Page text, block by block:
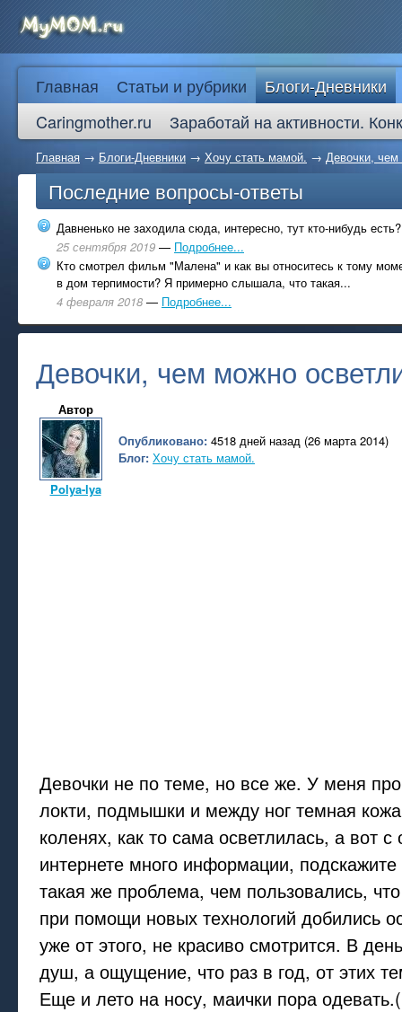
Главная Статьи и рубрики
Блоги-Дневники
Caringmother.ru
Заработай на активности.
Главная → Блоги-Дневники → Хочу стать мамой. → Девочки,
Последние вопросы-ответы
Давненько не заходила сюда, интересно, тут кто-нибудь есть?
25 сентября 2019 — Подробнее...
Кто смотрел фильм "Малена" и как вы относитесь к тому
в дом терпимости? Я примерно слышала, что такая...
4 февраля 2018 — Подробнее...
Девочки, чем можно
Автор
Polya-lya
Опубликовано: 4518 дней назад (26 марта 2014)
Блог: Хочу стать мамой.
Девочки не по теме, но все же. У меня
локти, подмышки и между ног темная
коленях, как то сама осветлилась, а вот
интернете много информации, подскажите
такая же проблема, чем пользовались,
при помощи новых технологий добились
уже от этого, не красиво смотрится. В
душ, а ощущение, что раз в год, от этих
Еще и лето на носу, маички пора